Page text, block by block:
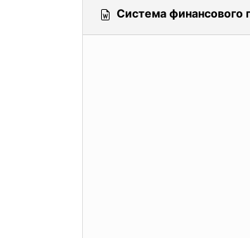
Система финансового